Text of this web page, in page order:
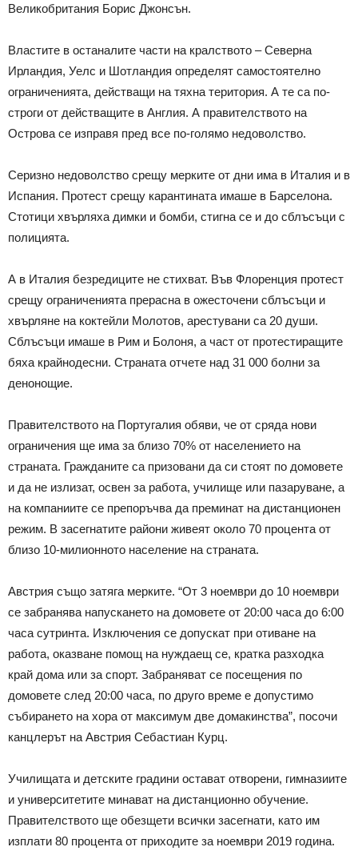
Великобритания Борис Джонсън.
Властите в останалите части на кралството – Северна
Ирландия, Уелс и Шотландия определят самостоятелно
ограниченията, действащи на тяхна територия. А те са по-
строги от действащите в Англия. А правителството на
Острова се изправя пред все по-голямо недоволство.
Серизно недоволство срещу мерките от дни има в Италия и в
Испания. Протест срещу карантината имаше в Барселона.
Стотици хвърляха димки и бомби, стигна се и до сблъсъци с
полицията.
А в Италия безредиците не стихват. Във Флоренция протест
срещу ограниченията прерасна в ожесточени сблъсъци и
хвърляне на коктейли Молотов, арестувани са 20 души.
Сблъсъци имаше в Рим и Болоня, а част от протестиращите
бяха крайнодесни. Страната отчете над 31 000 болни за
денонощие.
Правителството на Португалия обяви, че от сряда нови
ограничения ще има за близо 70% от населението на
страната. Гражданите са призовани да си стоят по домовете
и да не излизат, освен за работа, училище или пазаруване, а
на компаниите се препоръчва да преминат на дистанционен
режим. В засегнатите райони живеят около 70 процента от
близо 10-милионното население на страната.
Австрия също затяга мерките. “От 3 ноември до 10 ноември
се забранява напускането на домовете от 20:00 часа до 6:00
часа сутринта. Изключения се допускат при отиване на
работа, оказване помощ на нуждаещ се, кратка разходка
край дома или за спорт. Забраняват се посещения по
домовете след 20:00 часа, по друго време е допустимо
събирането на хора от максимум две домакинства”, посочи
канцлерът на Австрия Себастиан Курц.
Училищата и детските градини остават отворени, гимназиите
и университетите минават на дистанционно обучение.
Правителството ще обезщети всички засегнати, като им
изплати 80 процента от приходите за ноември 2019 година.